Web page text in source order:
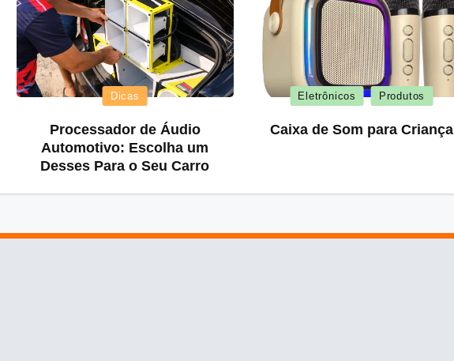
Posted
Dicas
Processador de Áudio
Automotivo: Escolha um
Desses Para o Seu Carro
Posted
Eletrônicos Produtos
Caixa de Som para Criança